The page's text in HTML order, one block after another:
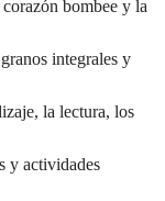
bombee y la
integrales y
la lectura, los
y actividades